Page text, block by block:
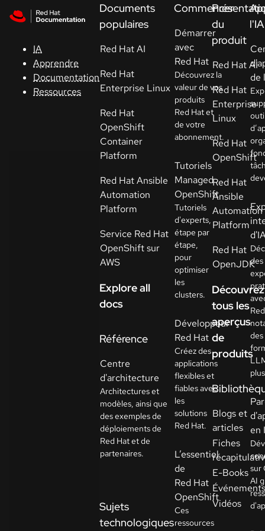
IA
Apprendre
Documentation
Ressources
Support
Console
Développeurs
Commencer
un essai
Sélectionnez
la langue
Documents
populaires
Red Hat AI
Red Hat
Enterprise Linux
Red Hat
OpenShift
Container
Platform
Red Hat Ansible
Automation
Platform
Service Red Hat
OpenShift sur
AWS
Explore all
docs
Référence
Centre
d'architecture
Architectures et
modèles, ainsi que
des exemples de
déploiements de
Red Hat et de
partenaires.
Sujets
technologiques
Commencer
Démarrer
avec
Red Hat
Découvrez la
valeur de vos
produits
Red Hat et
de votre
abonnement.
Tutoriels
Managed
OpenShift
Tutoriels
d'experts,
étape par
étape,
pour
optimiser
les
clusters.
Développeur
Red Hat
Créez des
applications
flexibles et
fiables avec
les
solutions
Red Hat.
L’essentiel
de
Red Hat
OpenShift
Ces
ressources
du
produit
Red Hat AI
Red Hat
Enterprise
Linux
Red Hat
OpenShift
Red Hat
Ansible
Automation
Platform
Red Hat
OpenJDK
Découvrez
tous les
aperçus
de
produits
Blogs et
articles
Fiches
E-Books
Événements
Vidéos
l'IA
de
des
des
en
sur
AI